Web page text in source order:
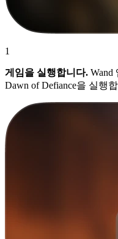
1
게임을 실행합니다. Wand
Dawn of Defiance을 실행